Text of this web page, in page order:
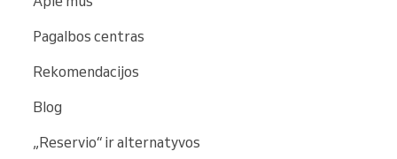
Pagalbos centras
Rekomendacijos
Blog
„Reservio“ ir alternatyvos